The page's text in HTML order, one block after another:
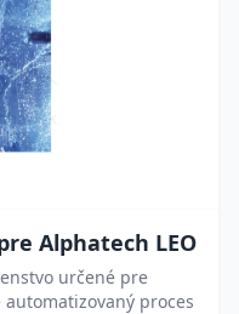
Alphatech LEO
určené pre
proces